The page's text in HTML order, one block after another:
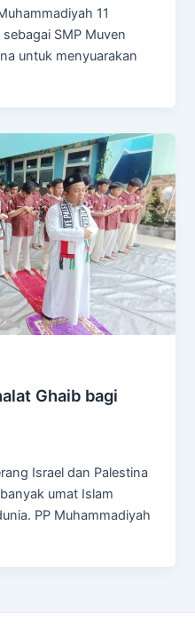
11
SMP Muven
untuk menyuarakan
Ghaib bagi
Israel dan Palestina
umat Islam
PP Muhammadiyah